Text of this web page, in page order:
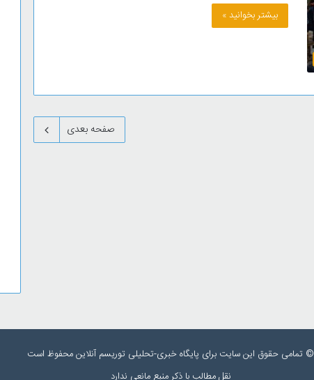
بیشتر بخوانید »
صفحه بعدی
© تمامی حقوق این سایت برای پایگاه خبری-تحلیلی توریسم آنلاین محفوظ است
نقل مطالب با ذکر منبع مانعی ندارد